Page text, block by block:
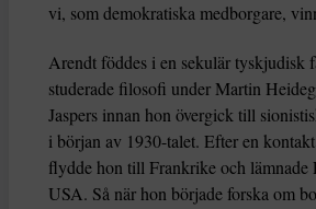
vi, som demokratiska medborgare,
Arendt föddes i en sekulär tyskjudisk
studerade filosofi under Martin
Jaspers innan hon övergick till
i början av 1930-talet. Efter en
flydde hon till Frankrike och lämnade
USA. Så när hon började forska om